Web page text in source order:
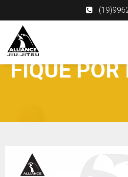
FIQUE POR